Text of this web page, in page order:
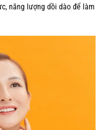
năng lượng dồi dào để làm